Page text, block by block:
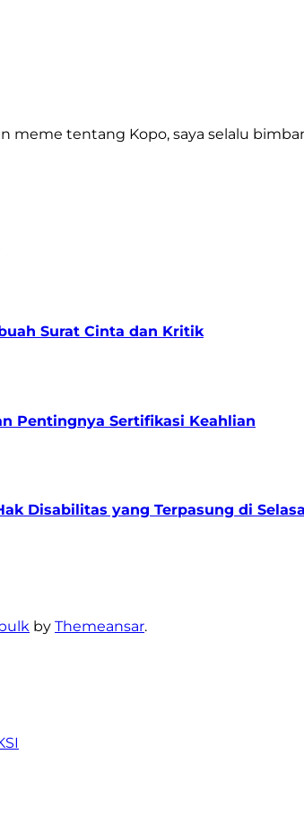
meme tentang Kopo, saya selalu
Surat Cinta dan Kritik
Pentingnya Sertifikasi Keahlian
Disabilitas yang Terpasung di
by Themeansar.